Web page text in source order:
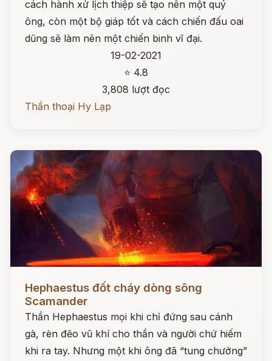
cách hành xử lịch thiệp sẽ tạo nên một quý
ông, còn một bộ giáp tốt và cách chiến đấu oai
dũng sẽ làm nên một chiến binh vĩ đại.
19-02-2021
⭐ 4.8
3,808 lượt đọc
Thần thoại Hy Lạp
Hephaestus đốt cháy dòng sông
Scamander
Thần Hephaestus mọi khi chỉ đứng sau cánh
gà, rèn đẽo vũ khí cho thần và người chứ hiếm
khi ra tay. Nhưng một khi ông đã “tung chưởng”